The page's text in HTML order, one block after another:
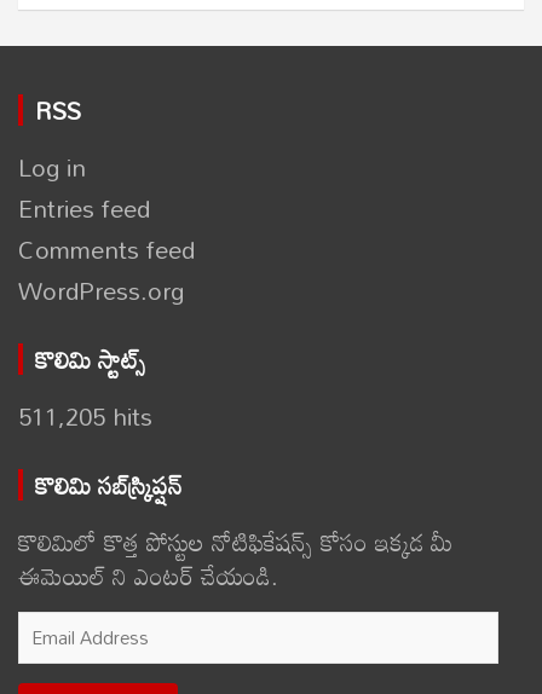
RSS
Log in
Entries feed
Comments feed
WordPress.org
కొలిమి స్టాట్స్
511,205 hits
కొలిమి సబ్‌స్క్రిప్షన్
కొలిమిలో కొత్త పోస్టుల నోటిఫికేషన్స్ కోసం ఇక్కడ మీ
ఈమెయిల్ ని ఎంటర్ చేయండి.
Email
Address